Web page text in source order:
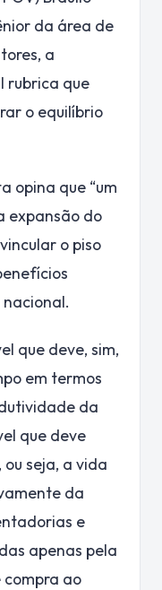
da área de
a
rubrica que
o equilíbrio
opina que “um
expansão do
o piso
que deve, sim,
em termos
da
que deve
seja, a vida
da
e
apenas pela
ao